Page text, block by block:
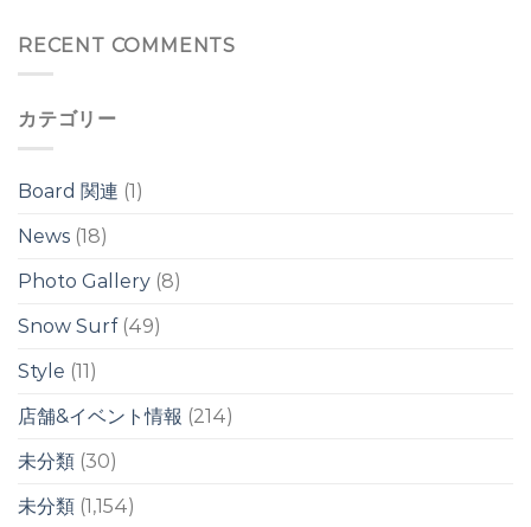
ッ
ド
ッ
ウ
オ
ヘ
の
ワ
ド
レ
ク
RECENT COMMENTS
カテゴリー
Board 関連 (1)
News (18)
Photo Gallery (8)
Snow Surf(49)
Style (11)
店舗&イベント情報 (214)
未分類 (30)
未分類 (1,154)